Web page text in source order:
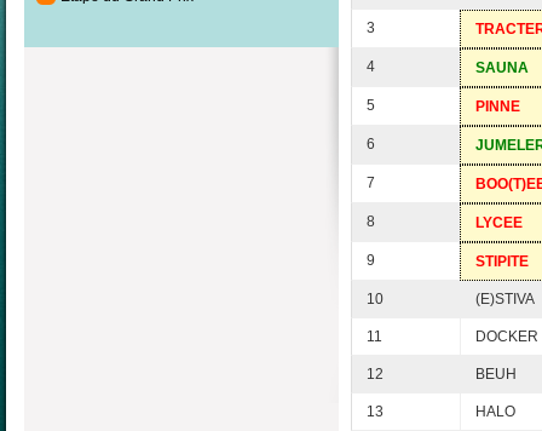
3
4 SAUNA
5 PINNE
6
7
8 LYCEE
9 STIPITE
10 (E)STIVA
11 DOCKER
12 BEUH
13 HALO